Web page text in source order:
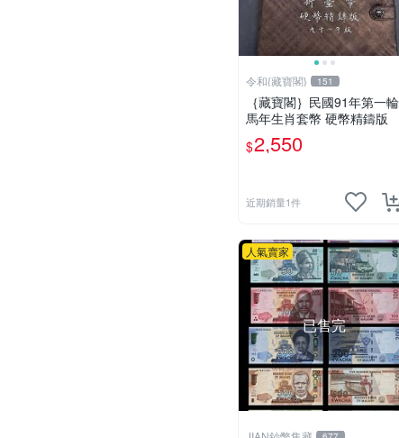
令和{藏寶閣} 151
｛藏寶閣｝民國91年第一輪
馬年生肖套幣 硬幣精鑄版
$2,550
近期銷量1件
人氣賣家
已售完